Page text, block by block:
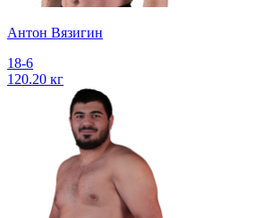
Антон Вязигин
18-6
120.20 кг